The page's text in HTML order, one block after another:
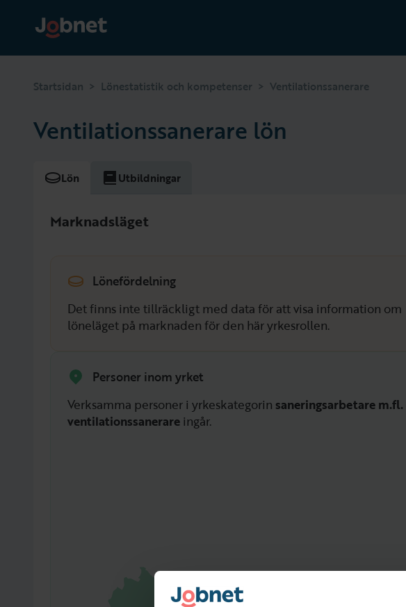
Startsidan > Lönestatistik och kompetenser > Ventilationssanerare
Ventilationssanerare lön
Lön Utbildningar
Marknadsläget
Lönefördelning
Det finns inte tillräckligt med data för att visa information om
löneläget på marknaden för den här yrkesrollen.
Personer inom yrket
Verksamma personer i yrkeskategorin saneringsarbetare m.fl.
ventilationssanerare ingår.